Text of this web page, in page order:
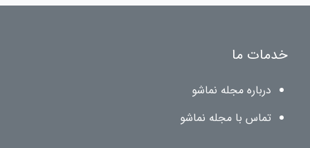
خدمات ما
درباره مجله نماشو
تماس با مجله نماشو